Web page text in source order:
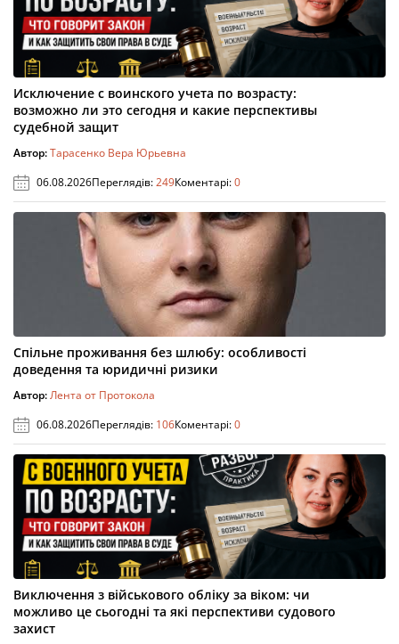
Исключение с воинского учета по возрасту:
возможно ли это сегодня и какие перспективы
судебной защит
Автор:Тарасенко Вера Юрьевна
06.08.2026Переглядів:249Коментарі:0
Спільне проживання без шлюбу: особливості
доведення та юридичні ризики
Автор:Лента от Протокола
06.08.2026Переглядів: 106Коментарі:0
Виключення з військового обліку за віком: чи
можливо це сьогодні та які перспективи судового
захист